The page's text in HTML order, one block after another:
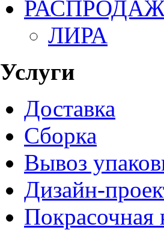
ЛИРА
Услуги
Доставка
Сборка
Вывоз
Дизайн-
Покрасочная